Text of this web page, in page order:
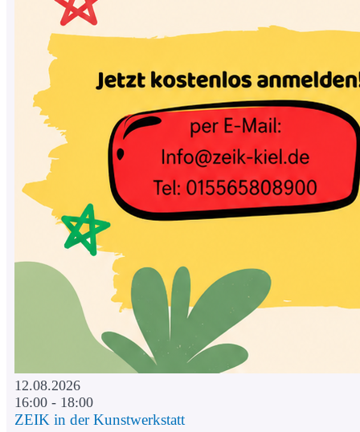
12.08.2026
16:00 - 18:00
ZEIK in der Kunstwerkstatt